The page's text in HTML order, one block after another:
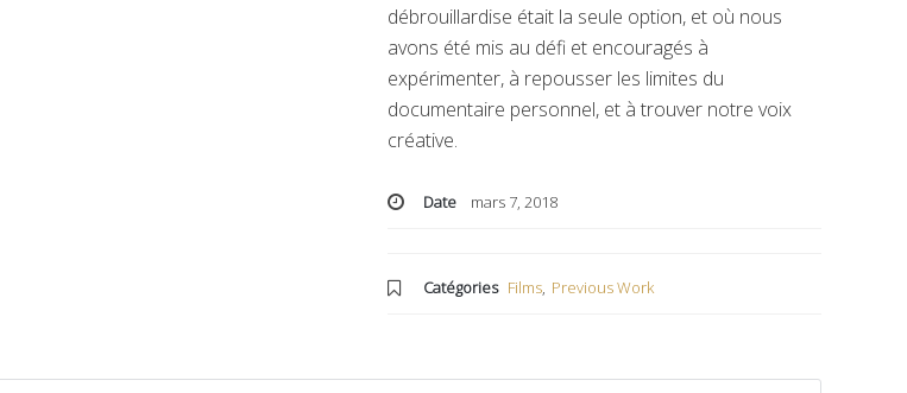
débrouillardise était la seule option, et où nous
avons été mis au défi et encouragés à
expérimenter, à repousser les limites du
documentaire personnel, et à trouver notre voix
créative.
Date mars 7, 2018
Catégories Films, Previous Work